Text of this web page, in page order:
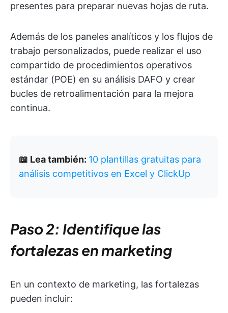
presentes para preparar nuevas hojas de ruta.
Además de los paneles analíticos y los flujos de
trabajo personalizados, puede realizar el uso
compartido de procedimientos operativos
estándar (POE) en su análisis DAFO y crear
bucles de retroalimentación para la mejora
continua.
📖 Lea también: 10 plantillas gratuitas para
análisis competitivos en Excel y ClickUp
Paso 2: Identifique las
fortalezas en marketing
En un contexto de marketing, las fortalezas
pueden incluir: